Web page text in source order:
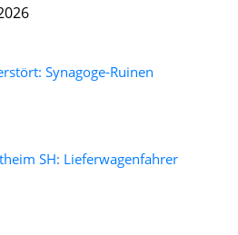
Synagoge-Ruinen
SH: Lieferwagenfahrer